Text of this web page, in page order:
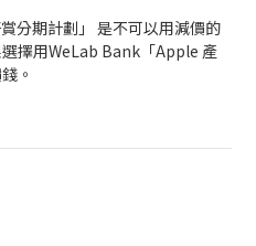
分期計劃」 是不可以用減價的
擇用WeLab Bank「Apple 產
。